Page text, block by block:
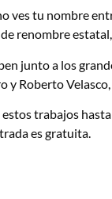
ves tu nombre
renombre
junto a los
y Roberto
trabajos
es gratuita.